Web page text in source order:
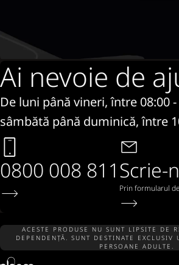
Ai nevoie de
De luni până vineri, între 08:00 -
sâmbătă până duminică, între
0800 008 811Scrie-
Prin formularul
ACESTE PRODUSE NU SUNT LIPSITE DE
DEPENDENȚĂ. SUNT DESTINATE
PERSOANE ADULTE.